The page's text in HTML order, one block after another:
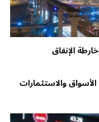
الإنفاق
والاستثمارات